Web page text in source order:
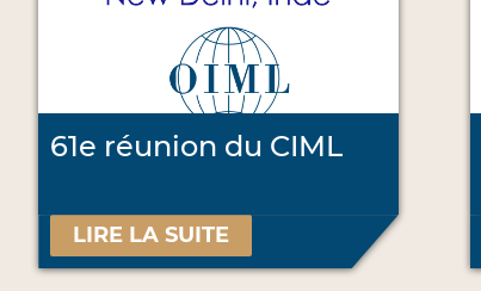
61e réunion du CIML
LIRE LA SUITE